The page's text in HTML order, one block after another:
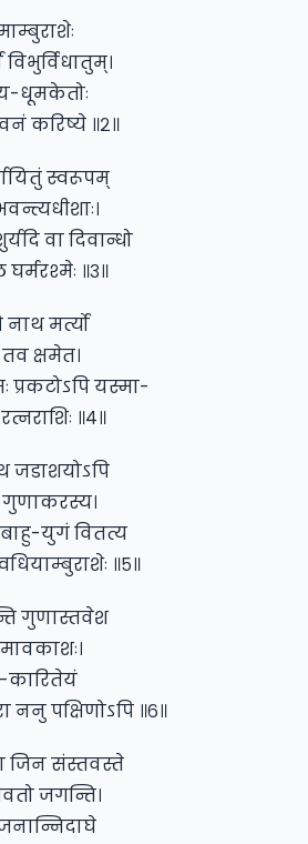
धूमकेतोः
करिष्ये ॥२॥
स्वरूपम्
वा दिवान्धो
॥३॥
मर्त्यो
क्षमेत।
यस्मा-
॥४॥
जडाशयोऽपि
युगं वितत्य
॥५॥
गुणास्तवेश
कारितेयं
ननु पक्षिणोऽपि ॥६॥
जिन संस्तवस्ते
जगन्ति।